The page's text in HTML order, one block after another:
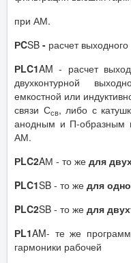
при АМ.
РCSB - расчет
РLC1AM - расчет
двухконтурной
емкостной или
связи Ссв, либо с
анодным и П-образным
АМ.
РLC2AМ - то же для
PLC1SB - то же для
PLC2SB - то же для
РL1AM- те же
гармоники рабочей